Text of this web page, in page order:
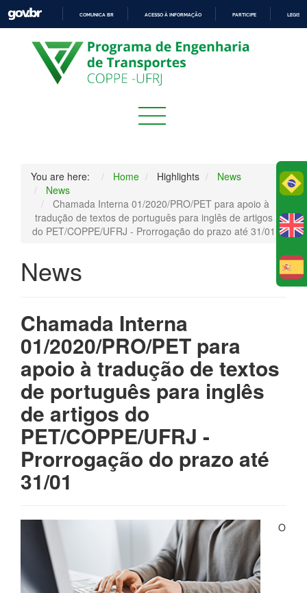
PARA
O
CONTEÚDO
COMUNICA BR ACESSO À INFORMAÇÃO PARTICIPE
You are here: Home Highlights
News
News
Chamada Interna 01/2020/PRO/PET para apoio à
tradução de textos de português para inglês de artigos
do PET/COPPE/UFRJ - Prorrogação do prazo até 31/01
News
Chamada Interna
01/2020/PRO/PET para
apoio à tradução de textos
de português para inglês
de artigos do
PET/COPPE/UFRJ -
Prorrogação do prazo até
31/01
O